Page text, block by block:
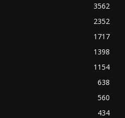
3562
2352
1717
1398
1154
638
560
434